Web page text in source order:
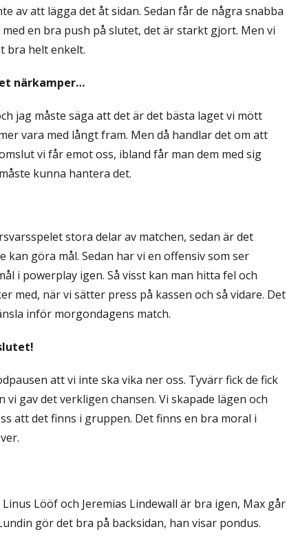
av att lägga det åt sidan. Sedan får de några snabba
en bra push på slutet, det är starkt gjort. Men vi
bra helt enkelt.
närkamper…
jag måste säga att det är det bästa laget vi mött
vara med långt fram. Men då handlar det om att
vi får emot oss, ibland får man dem med sig
kunna hantera det.
stora delar av matchen, sedan är det
göra mål. Sedan har vi en offensiv som ser
i powerplay igen. Så visst kan man hitta fel och
med, när vi sätter press på kassen och så vidare. Det
inför morgondagens match.
att vi inte ska vika ner oss. Tyvärr fick de fick
gav det verkligen chansen. Vi skapade lägen och
att det finns i gruppen. Det finns en bra moral i
Lööf och Jeremias Lindewall är bra igen, Max går
gör det bra på backsidan, han visar pondus.